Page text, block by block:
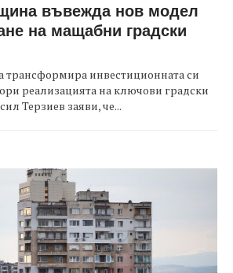
въвежда нов модел
на мащабни градски
трансформира инвестиционната си
реализацията на ключови градски
Терзиев заяви, че...